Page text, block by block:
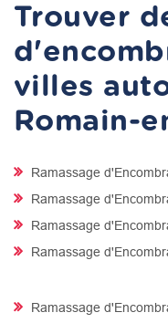
Trouver
villes
Romain-
Ramassage
Ramassage
Ramassage
Ramassage
Ramassage